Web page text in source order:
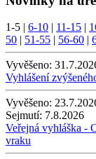
1-5 6-10 11-15
50
51-55 56-60
Vyvěšeno:
Vyhlášení
Vyvěšeno:
Sejmutí: 7.8.2026
Veřejná vyhláška -
vraku